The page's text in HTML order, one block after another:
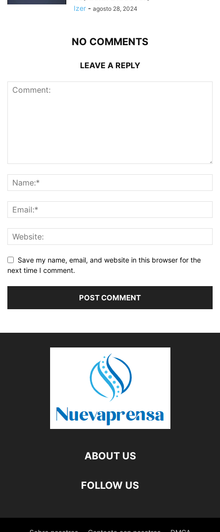
Izer - agosto 28, 2024
NO COMMENTS
LEAVE A REPLY
Save my name, email, and website in this browser for the
next time I comment.
ABOUT US
FOLLOW US